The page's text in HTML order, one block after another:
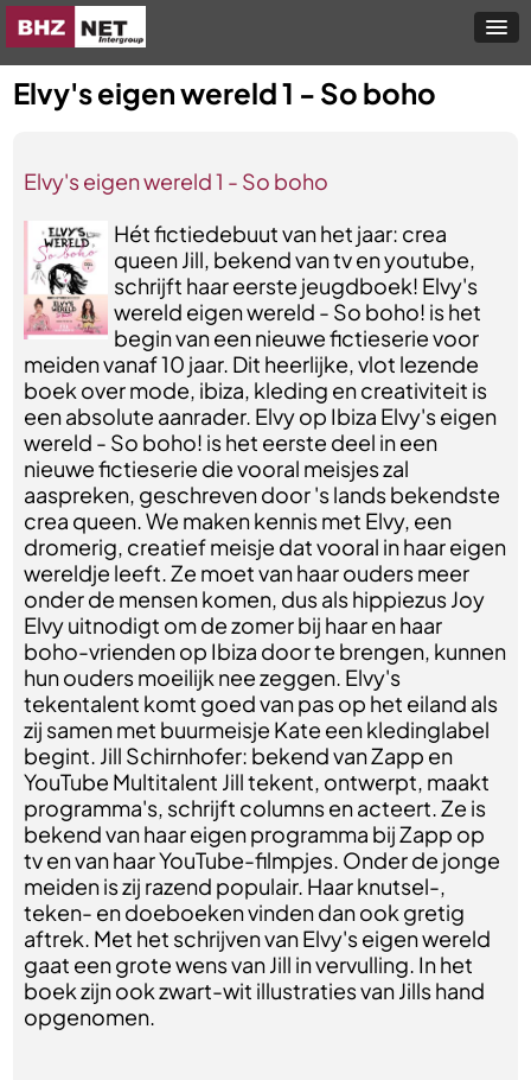
Elvy's eigen wereld 1 - So boho
Elvy's eigen wereld 1 - So boho
Hét fictiedebuut van het jaar: crea
queen Jill, bekend van tv en youtube,
schrijft haar eerste jeugdboek! Elvy's
wereld eigen wereld - So boho! is het
begin van een nieuwe fictieserie voor
meiden vanaf 10 jaar. Dit heerlijke, vlot lezende
boek over mode, ibiza, kleding en creativiteit is
een absolute aanrader. Elvy op Ibiza Elvy's eigen
wereld - So boho! is het eerste deel in een
nieuwe fictieserie die vooral meisjes zal
aaspreken, geschreven door 's lands bekendste
crea queen. We maken kennis met Elvy, een
dromerig, creatief meisje dat vooral in haar eigen
wereldje leeft. Ze moet van haar ouders meer
onder de mensen komen, dus als hippiezus Joy
Elvy uitnodigt om de zomer bij haar en haar
boho-vrienden op Ibiza door te brengen, kunnen
hun ouders moeilijk nee zeggen. Elvy's
tekentalent komt goed van pas op het eiland als
zij samen met buurmeisje Kate een kledinglabel
begint. Jill Schirnhofer: bekend van Zapp en
YouTube Multitalent Jill tekent, ontwerpt, maakt
programma's, schrijft columns en acteert. Ze is
bekend van haar eigen programma bij Zapp op
tv en van haar YouTube-filmpjes. Onder de jonge
meiden is zij razend populair. Haar knutsel-,
teken- en doeboeken vinden dan ook gretig
aftrek. Met het schrijven van Elvy's eigen wereld
gaat een grote wens van Jill in vervulling. In het
boek zijn ook zwart-wit illustraties van Jills hand
opgenomen.